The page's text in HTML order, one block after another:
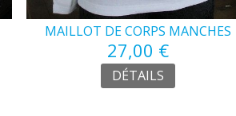
MAILLOT DE CORPS MANCHES
LONGUES SÉNIOR
27,00 €
DÉTAILS